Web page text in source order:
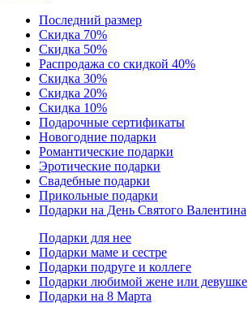
Последний размер
Скидка 70%
Скидка 50%
Распродажа со скидкой 40%
Скидка 30%
Скидка 20%
Скидка 10%
Подарочные сертификаты
Новогодние подарки
Романтические подарки
Эротические подарки
Свадебные подарки
Прикольные подарки
Подарки на День Святого Валентина
Подарки для нее
Подарки маме и сестре
Подарки подруге и коллеге
Подарки любимой жене или девушке
Подарки на 8 Марта